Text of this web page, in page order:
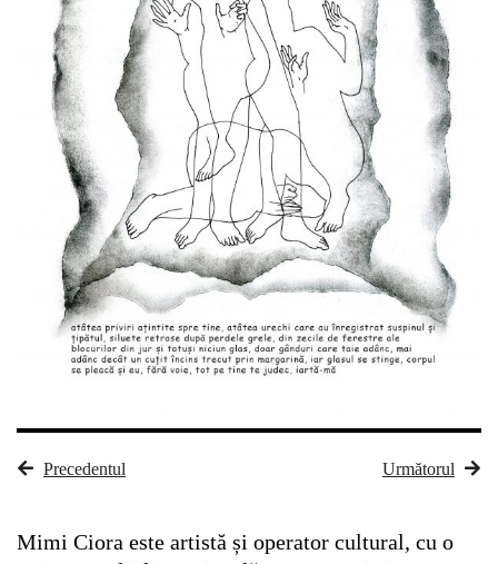
Precedentul Următorul
Mimi Ciora este artistă și operator cultural, cu o